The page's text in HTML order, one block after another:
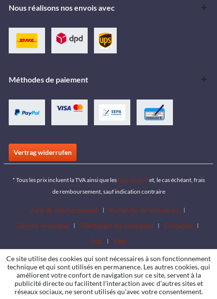
Nous réalisons nos envois avec
Méthodes de paiement
Vertrag widerrufen
* Tous les prix incluent la TVA ainsi que lesfrais de portet, le cas échéant, frais
de remboursement, sauf indication contraire
Zone de téléchargement
Recherche de revendeurs
Devenir revendeur
Télécharger les catalogues
Contactez
Jobs
Sites
Ce site utilise des cookies qui sont nécessaires à son fonctionnement
technique et qui sont utilisés en permanence. Les autres cookies, qui
améliorent votre confort de navigation sur ce site, servent à la
publicité directe ou facilitent l'interaction avec d'autres sites et
réseaux sociaux, ne seront utilisés qu'avec votre consentement.